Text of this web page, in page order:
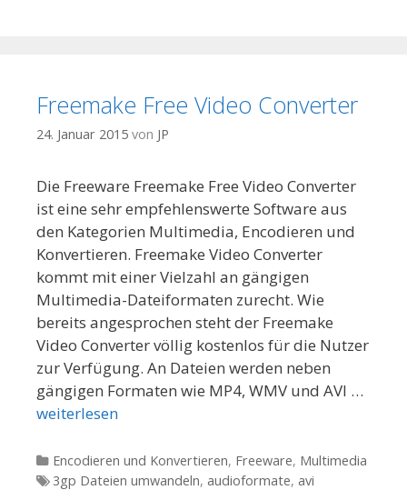
Freemake Free Video Converter
24. Januar 2015 von JP
Die Freeware Freemake Free Video Converter
ist eine sehr empfehlenswerte Software aus
den Kategorien Multimedia, Encodieren und
Konvertieren. Freemake Video Converter
kommt mit einer Vielzahl an gängigen
Multimedia-Dateiformaten zurecht. Wie
bereits angesprochen steht der Freemake
Video Converter völlig kostenlos für die Nutzer
zur Verfügung. An Dateien werden neben
gängigen Formaten wie MP4, WMV und AVI …
weiterlesen
Kategorien
Encodieren und Konvertieren, Freeware, Multimedia
Tags
3gp Dateien umwandeln, audioformate, avi